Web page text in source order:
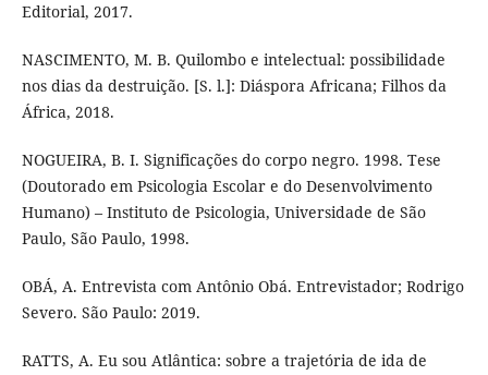
Editorial, 2017.
NASCIMENTO, M. B. Quilombo e intelectual: possibilidade
nos dias da destruição. [S. l.]: Diáspora Africana; Filhos da
África, 2018.
NOGUEIRA, B. I. Significações do corpo negro. 1998. Tese
(Doutorado em Psicologia Escolar e do Desenvolvimento
Humano) – Instituto de Psicologia, Universidade de São
Paulo, São Paulo, 1998.
OBÁ, A. Entrevista com Antônio Obá. Entrevistador; Rodrigo
Severo. São Paulo: 2019.
RATTS, A. Eu sou Atlântica: sobre a trajetória de ida de